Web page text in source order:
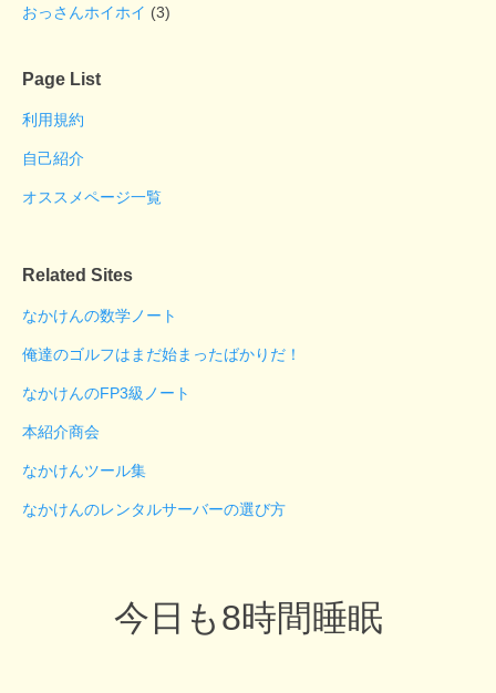
おっさんホイホイ (3)
Page List
利用規約
自己紹介
オススメページ一覧
Related Sites
なかけんの数学ノート
俺達のゴルフはまだ始まったばかりだ！
なかけんのFP3級ノート
本紹介商会
なかけんツール集
なかけんのレンタルサーバーの選び方
今日も8時間睡眠